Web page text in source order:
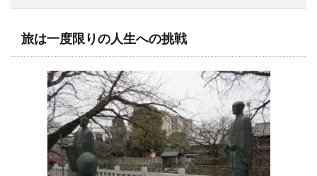
旅は一度限りの人生への挑戦